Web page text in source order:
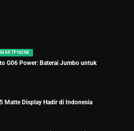
G06 Power: Baterai Jumbo untuk
Matte Display Hadir di Indonesia